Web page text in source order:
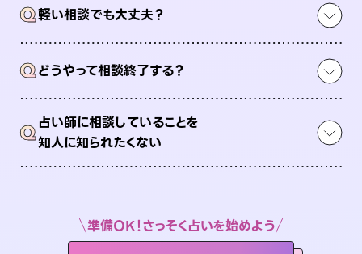
Q軽い相談でも大丈夫？
Qどうやって相談終了する？
Q占い師に相談していることを
知人に知られたくない
準備OK！さっそく占いを始めよう